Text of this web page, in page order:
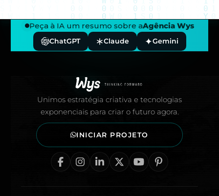
Peça à IA um resumo sobre aAgência Wys
ChatGPT Claude Gemini
Unimos estratégia criativa e tecnologias
exponenciais para criar o futuro agora.
INICIAR PROJETO